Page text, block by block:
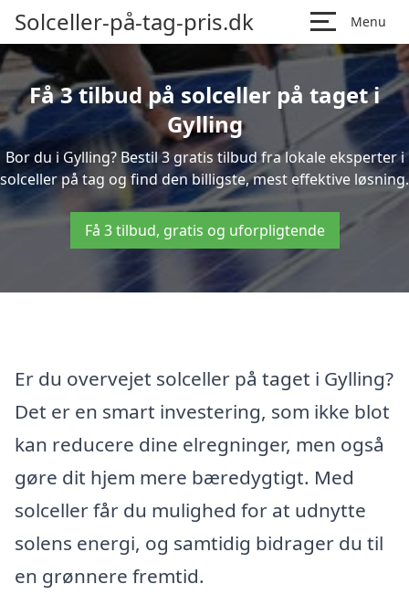
Solceller-på-tag-pris.dk Menu
Få 3 tilbud på solceller på taget i
Gylling
Bor du i Gylling? Bestil 3 gratis tilbud fra lokale eksperter i
solceller på tag og find den billigste, mest effektive løsning.
Få 3 tilbud, gratis og uforpligtende
Er du overvejet solceller på taget i Gylling?
Det er en smart investering, som ikke blot
kan reducere dine elregninger, men også
gøre dit hjem mere bæredygtigt. Med
solceller får du mulighed for at udnytte
solens energi, og samtidig bidrager du til
en grønnere fremtid.